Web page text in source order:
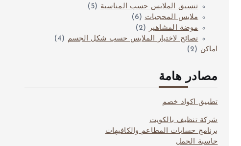
تنسيق الملابس حسب المناسبة (5)
ملابس المحجبات (6)
موضة المشاهير
(2)
نصائح لاختيار الملابس حسب شكل الجسم (4)
اماكن (2)
مصادر هامة
تطبيق اكواد خصم
شركة تنظيف بالكويت
برنامج حسابات المطاعم والكافيهات
حاسبة الحمل